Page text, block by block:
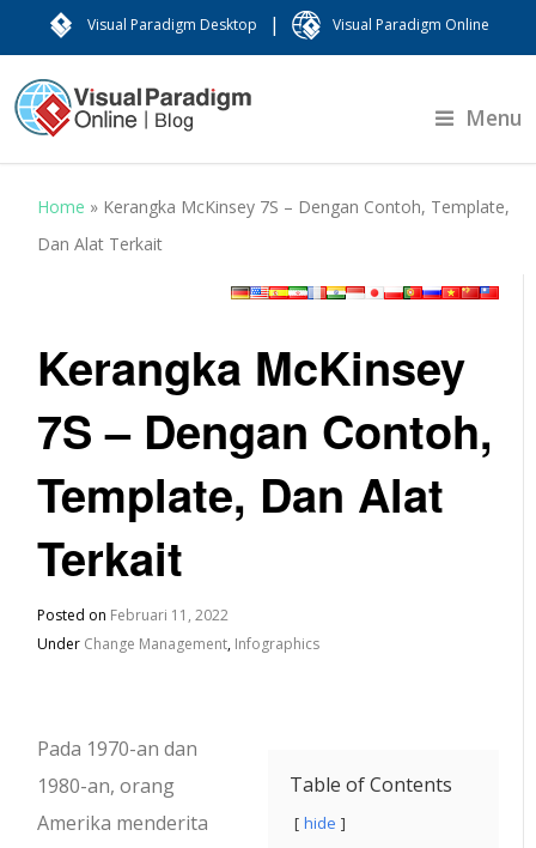
Visual Paradigm Desktop | Visual Paradigm Online
Menu
Home » Kerangka McKinsey 7S – Dengan Contoh, Template,
Dan Alat Terkait
Kerangka McKinsey
7S – Dengan Contoh,
Template, Dan Alat
Terkait
Posted on Februari 11, 2022
Under Change Management, Infographics
Table of Contents
hide
Pada 1970-an dan
1980-an, orang
Amerika menderita